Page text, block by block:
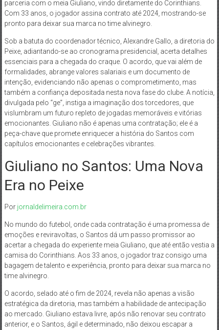
parceria com o meia Giuliano, vindo diretamente do Corinthians.
Com 33 anos, o jogador assina contrato até 2024, mostrando-se
pronto para deixar sua marca no time alvinegro.
Sob a batuta do coordenador técnico, Alexandre Gallo, a diretoria do
Peixe, adiantando-se ao cronograma presidencial, acerta detalhes
essenciais para a chegada do craque. O acordo, que vai além de
formalidades, abrange valores salariais e um documento de
intenção, evidenciando não apenas o comprometimento, mas
também a confiança depositada nesta nova fase do clube. A notícia,
divulgada pelo “ge”, instiga a imaginação dos torcedores, que
vislumbram um futuro repleto de jogadas memoráveis e vitórias
emocionantes. Giuliano não é apenas uma contratação; ele é a
peça-chave que promete enriquecer a história do Santos com
capítulos emocionantes e celebrações vibrantes.
Giuliano no Santos: Uma Nova
Era no Peixe
Por jornaldelimeira.com.br
No mundo do futebol, onde cada contratação é uma promessa de
emoções e reviravoltas, o Santos dá um passo promissor ao
acertar a chegada do experiente meia Giuliano, que até então vestia a
camisa do Corinthians. Aos 33 anos, o jogador traz consigo uma
bagagem de talento e experiência, pronto para deixar sua marca no
time alvinegro.
O acordo, selado até o fim de 2024, revela não apenas a visão
estratégica da diretoria, mas também a habilidade de antecipação
ao mercado. Giuliano estava livre, após não renovar seu contrato
anterior, e o Santos, ágil e determinado, não deixou escapar a